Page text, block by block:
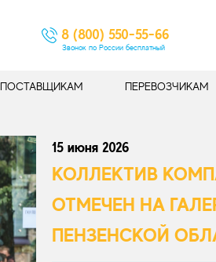
8 (800) 550-55-66
Звонок по России бесплатный
ПОСТАВЩИКАМ ПЕРЕВОЗЧИКАМ
15 июня 2026
КОЛЛЕКТИВ
ОТМЕЧЕН НА
ПЕНЗЕНСКОЙ